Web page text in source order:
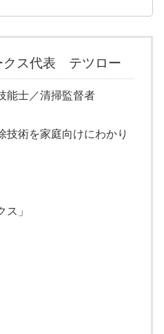
クス代表 テツロー
能士／清掃監督者
技術を家庭向けにわかり
ス」